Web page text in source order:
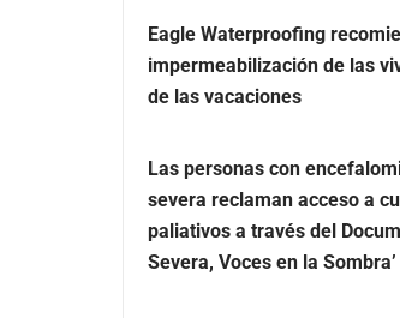
Eagle Waterproofing
impermeabilización de las
de las vacaciones
Las personas con
severa reclaman acceso a
paliativos a través del
Severa, Voces en la Sombra’